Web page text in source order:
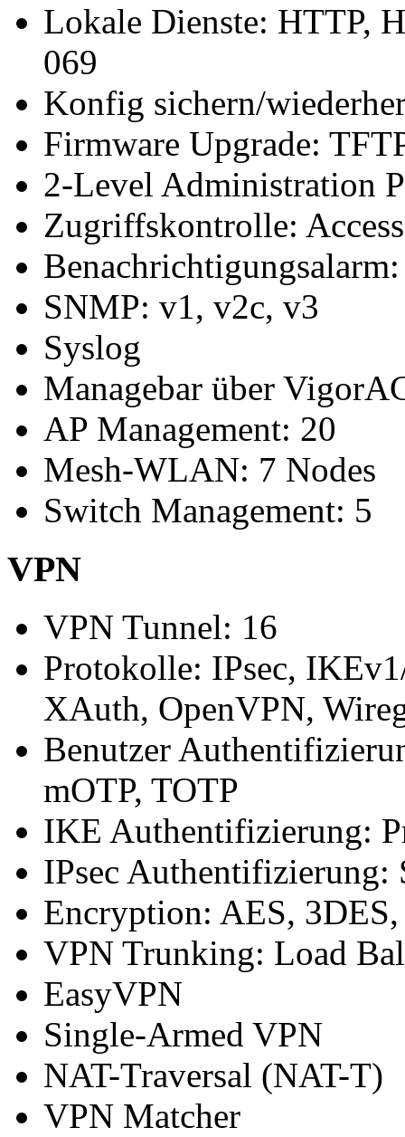
Lokale Dienste: HTTP,
069
Konfig sichern/
Firmware Upgrade:
2-Level Administration
Zugriffskontrolle:
SNMP: v1, v2c, v3
Syslog
Managebar über
AP Management: 20
Mesh-WLAN: 7 Nodes
Switch Management: 5
VPN
VPN Tunnel: 16
Protokolle: IPsec,
XAuth, OpenVPN,
Benutzer
mOTP, TOTP
IKE Authentifizierung:
IPsec
Encryption: AES,
VPN Trunking: Load
EasyVPN
Single-Armed VPN
NAT-Traversal (NAT-T)
VPN Matcher